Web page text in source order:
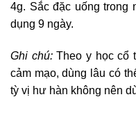
4g. Sắc đặc uống trong
dụng 9 ngày.
Ghi chú:Theo y học cổ
cảm mạo, dùng lâu có
tỳ vị hư hàn không nên